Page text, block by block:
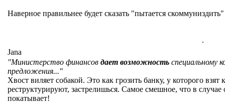
Наверное правильнее будет сказать "пытается
.
Jana
"Министерство финансов дает возможность специальному
предложения..."
Хвост виляет собакой. Это как грозить банку, у которого
реструктурируют, застрелишься. Самое смешное, что в
покатывает!